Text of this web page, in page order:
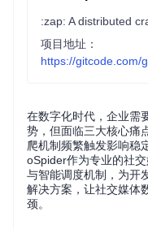
项目地址：
https://gitcode.com/
在数字化时代，企业需
势，但面临三大核心痛
爬机制频繁触发影响稳
oSpider作为专业的社
与智能调度机制，为开
解决方案，让社交媒体
颈。